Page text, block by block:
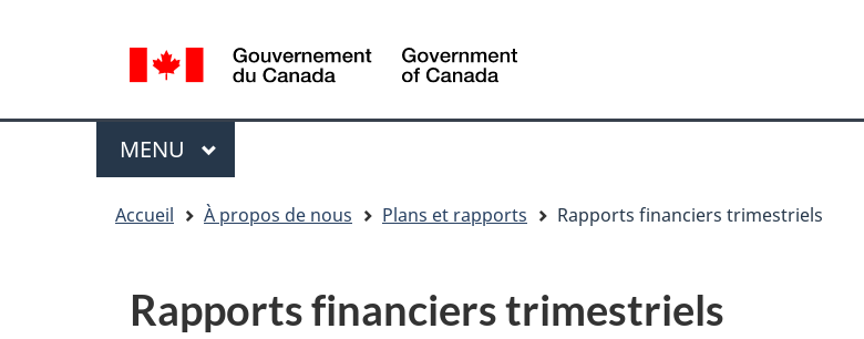
de
langue
Language
Menu
MENU PRINCIPAL
Accueil À propos de nous Plans et rapports Rapports financiers trimestriels
Rapports financiers trimestriels